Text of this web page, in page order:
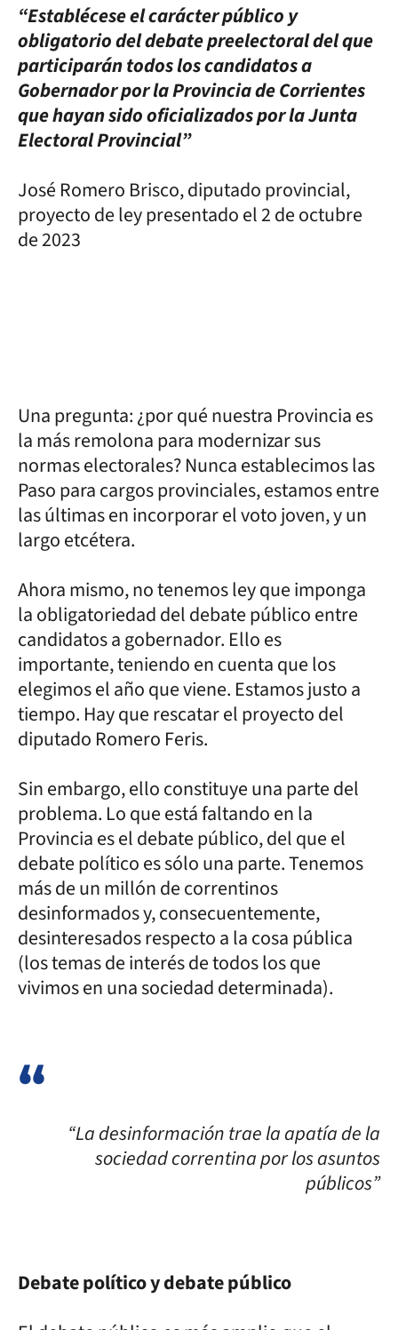
“Establécese el carácter público y
obligatorio del debate preelectoral del que
participarán todos los candidatos a
Gobernador por la Provincia de Corrientes
que hayan sido oficializados por la Junta
Electoral Provincial”
José Romero Brisco, diputado provincial,
proyecto de ley presentado el 2 de octubre
de 2023
Una pregunta: ¿por qué nuestra Provincia es
la más remolona para modernizar sus
normas electorales? Nunca establecimos las
Paso para cargos provinciales, estamos entre
las últimas en incorporar el voto joven, y un
largo etcétera.
Ahora mismo, no tenemos ley que imponga
la obligatoriedad del debate público entre
candidatos a gobernador. Ello es
importante, teniendo en cuenta que los
elegimos el año que viene. Estamos justo a
tiempo. Hay que rescatar el proyecto del
diputado Romero Feris.
Sin embargo, ello constituye una parte del
problema. Lo que está faltando en la
Provincia es el debate público, del que el
debate político es sólo una parte. Tenemos
más de un millón de correntinos
desinformados y, consecuentemente,
desinteresados respecto a la cosa pública
(los temas de interés de todos los que
vivimos en una sociedad determinada).
“La desinformación trae la apatía de la
sociedad correntina por los asuntos
públicos”
Debate político y debate público